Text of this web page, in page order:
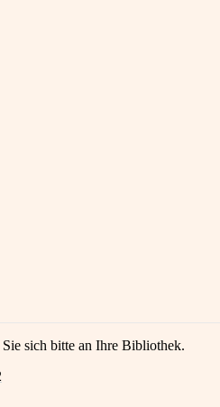
sich bitte an Ihre Bibliothek.